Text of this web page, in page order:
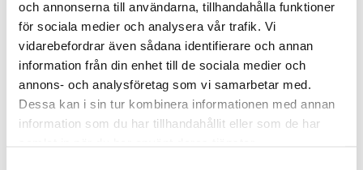
och annonserna till användarna, tillhandahålla funktioner
för sociala medier och analysera vår trafik. Vi
vidarebefordrar även sådana identifierare och annan
information från din enhet till de sociala medier och
annons- och analysföretag som vi samarbetar med.
Dessa kan i sin tur kombinera informationen med annan
information som du har tillhandahållit eller som de har
Mecmesin Rotating Crimp Receptacle
kabelskor, krymphylsor och kablar med 8 olika storlek. Utformad
för mätningar enligt BS SG 178-1.